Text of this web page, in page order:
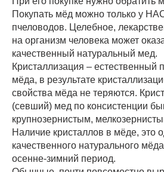
Покупать мёд можно только у
пчеловодов. Целебное,
на организм человека может
качественный натуральный мед.
Кристаллизация – естественный
мёда, в результате
свойства мёда не теряются.
(севший) мед по консистенции
крупнозернистым,
Наличие кристаллов в мёде, это
качественного натурального
осенне-зимний период.